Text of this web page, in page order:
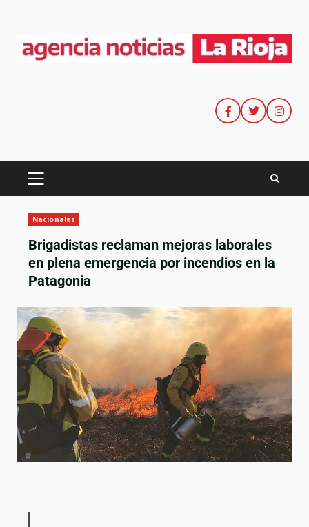
Nacionales
Brigadistas reclaman mejoras laborales
en plena emergencia por incendios en la
Patagonia